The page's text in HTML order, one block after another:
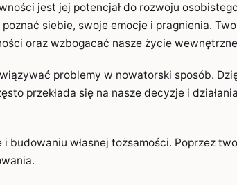
jest jej potencjał do rozwoju
siebie, swoje emocje i pragnienia.
oraz wzbogacać nasze życie
problemy w nowatorski sposób.
przekłada się na nasze decyzje i
własnej tożsamości. Poprzez